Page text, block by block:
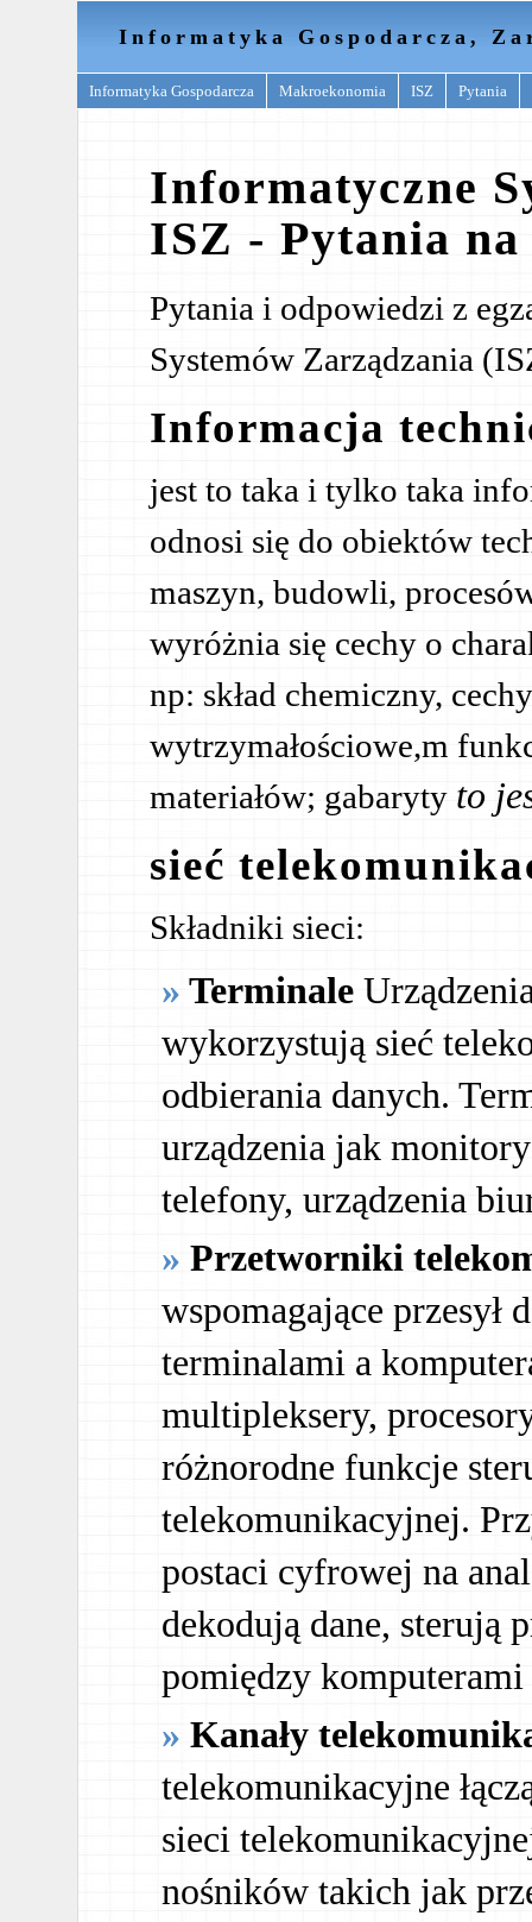
Informatyka Gospodarcza,
Informatyka Gospodarcza Makroekonomia ISZ Pytania
Informatyczne
ISZ - Pytania na
Pytania i odpowiedzi z
Systemów Zarządzania
Informacja
jest to taka i tylko taka
odnosi się do obiektów
maszyn, budowli,
wyróżnia się cechy o
np: skład chemiczny,
wytrzymałościowe,m
materiałów; gabaryty to
sieć
Składniki sieci:
Terminale
wykorzystują sieć
odbierania danych.
urządzenia jak
telefony, urządzenia
Przetworniki
wspomagające
terminalami a
multipleksery,
różnorodne funkcje
telekomunikacyjnej.
postaci cyfrowej na
dekodują dane, sterują
pomiędzy
Kanały
telekomunikacyjne
sieci
nośników takich jak